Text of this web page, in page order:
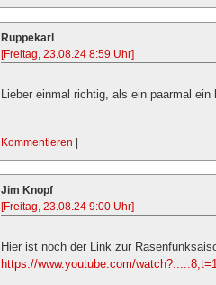
Ruppekarl
[Freitag, 23.08.24 8:59 Uhr]
Lieber einmal richtig, als ein paarmal ein
Kommentieren |
Jim Knopf
[Freitag, 23.08.24 9:00 Uhr]
Hier ist noch der Link zur
https://www.youtube.com/